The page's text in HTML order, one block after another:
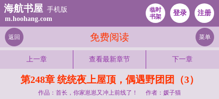
海航书屋 手机版
m.hoohang.com
临时
书架
登录 注册
免费阅读
返回 菜单
上一章 查看最新章节 下一章
第248章 统统夜上屋顶，偶遇野团团（3）
作品：首长，你家崽崽又冲上前线了！ 作者：媛子猫